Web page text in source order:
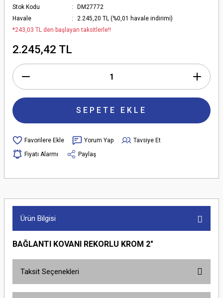
Stok Kodu
DM27772
Havale
2.245,20 TL (%0,01 havale indirimi)
*243,03 TL den başlayan taksitlerle!!
2.245,42 TL
SEPETE EKLE
Yorum Yap
Tavsiye Et
Fiyatı Alarmı
Paylaş
Ürün Bilgisi
BAĞLANTI KOVANI REKORLU KROM 2"
Taksit Seçenekleri